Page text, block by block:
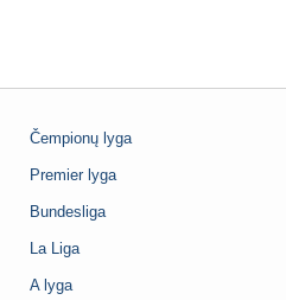
Čempionų lyga
Premier lyga
Bundesliga
La Liga
A lyga